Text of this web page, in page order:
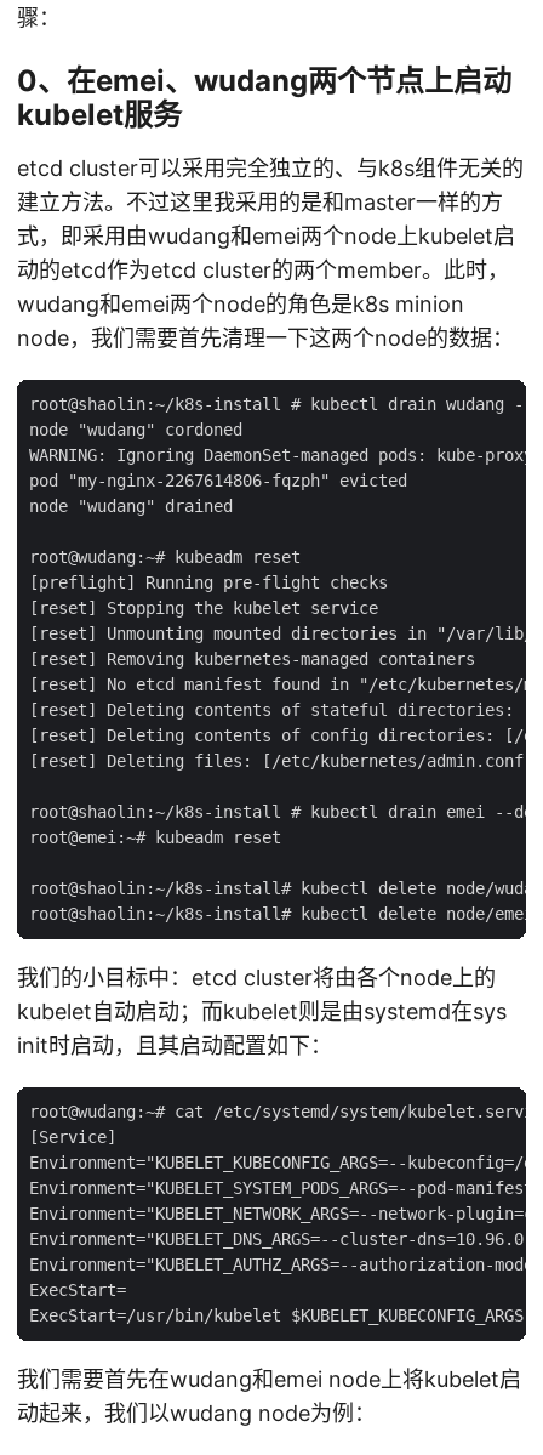
骤：
0、在emei、wudang两个节点上启动
kubelet服务
etcd cluster可以采用完全独立的、与k8s组件无关的
建立方法。不过这里我采用的是和master一样的方
式，即采用由wudang和emei两个node上kubelet启
动的etcd作为etcd cluster的两个member。此时，
wudang和emei两个node的角色是k8s minion
node，我们需要首先清理一下这两个node的数据：
root@shaolin:~/k8s-install # kubectl drain wudang
node "wudang" cordoned
WARNING: Ignoring DaemonSet-managed pods: kube-
pod "my-nginx-2267614806-fqzph" evicted
node "wudang" drained
root@wudang:~# kubeadm reset
[preflight] Running pre-flight checks
[reset] Stopping the kubelet service
[reset] Unmounting mounted directories in "/var/lib/
[reset] Removing kubernetes-managed containers
[reset] No etcd manifest found in "/etc/kubernetes/
[reset] Deleting contents of stateful directories:
[reset] Deleting contents of config directories: [/
[reset] Deleting files: [/etc/kubernetes/admin.conf /
root@shaolin:~/k8s-install # kubectl drain emei --
root@emei:~# kubeadm reset
root@shaolin:~/k8s-install# kubectl delete node/
我们的小目标中：etcd cluster将由各个node上的
kubelet自动启动；而kubelet则是由systemd在sys
init时启动，且其启动配置如下：
root@wudang:~# cat /etc/systemd/system/
[Service]
Environment="KUBELET_KUBECONFIG_ARGS=--
Environment="KUBELET_SYSTEM_PODS_ARGS=--pod-
Environment="KUBELET_NETWORK_ARGS=--
Environment="KUBELET_DNS_ARGS=--cluster-
Environment="KUBELET_AUTHZ_ARGS=--
ExecStart=
我们需要首先在wudang和emei node上将kubelet启
动起来，我们以wudang node为例：